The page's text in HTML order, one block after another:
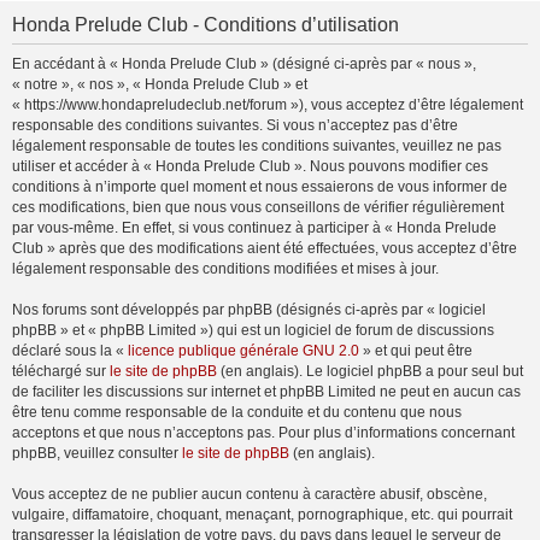
Honda Prelude Club - Conditions d’utilisation
En accédant à « Honda Prelude Club » (désigné ci-après par « nous »,
« notre », « nos », « Honda Prelude Club » et
« https://www.hondapreludeclub.net/forum »), vous acceptez d’être légalement
responsable des conditions suivantes. Si vous n’acceptez pas d’être
légalement responsable de toutes les conditions suivantes, veuillez ne pas
utiliser et accéder à « Honda Prelude Club ». Nous pouvons modifier ces
conditions à n’importe quel moment et nous essaierons de vous informer de
ces modifications, bien que nous vous conseillons de vérifier régulièrement
par vous-même. En effet, si vous continuez à participer à « Honda Prelude
Club » après que des modifications aient été effectuées, vous acceptez d’être
légalement responsable des conditions modifiées et mises à jour.
Nos forums sont développés par phpBB (désignés ci-après par « logiciel
phpBB » et « phpBB Limited ») qui est un logiciel de forum de discussions
déclaré sous la « licence publique générale GNU 2.0 » et qui peut être
téléchargé sur le site de phpBB (en anglais). Le logiciel phpBB a pour seul but
de faciliter les discussions sur internet et phpBB Limited ne peut en aucun cas
être tenu comme responsable de la conduite et du contenu que nous
acceptons et que nous n’acceptons pas. Pour plus d’informations concernant
phpBB, veuillez consulter le site de phpBB (en anglais).
Vous acceptez de ne publier aucun contenu à caractère abusif, obscène,
vulgaire, diffamatoire, choquant, menaçant, pornographique, etc. qui pourrait
transgresser la législation de votre pays, du pays dans lequel le serveur de